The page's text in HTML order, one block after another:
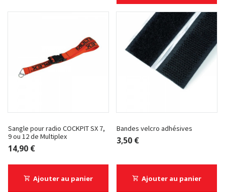
Sangle pour radio COCKPIT SX 7,
9 ou 12 de Multiplex
14,90 €
Ajouter au panier
Bandes velcro adhésives
3,50 €
Ajouter au panier